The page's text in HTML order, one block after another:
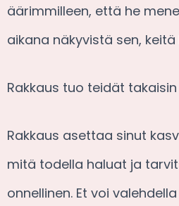
äärimmilleen, että he
aikana näkyvistä sen,
Rakkaus tuo teidät
Rakkaus asettaa sinut
mitä todella haluat ja
onnellinen. Et voi